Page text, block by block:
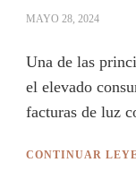
MAYO 28, 2024
Una de las
el elevado
facturas de luz
CONTINUAR